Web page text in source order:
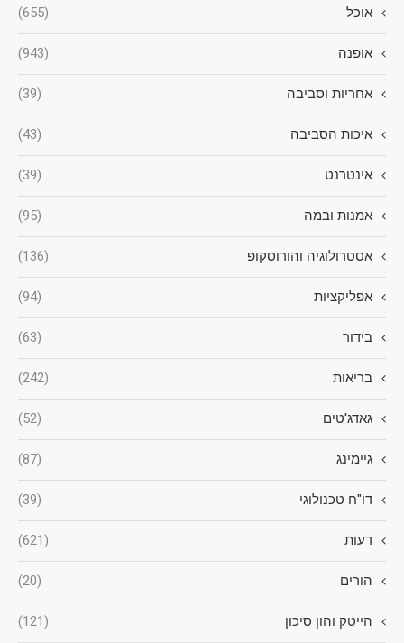
אוכל (655)
אופנה (943)
אחריות וסביבה (39)
איכות הסביבה (43)
אינטרנט (39)
אמנות ובמה (95)
אסטרולוגיה והורוסקופ (136)
אפליקציות (94)
בידור (63)
בריאות (242)
גאדג'טים (52)
גיימינג (87)
דו"ח טכנולוגי (39)
דעות (621)
הורים (20)
הייטק והון סיכון (121)